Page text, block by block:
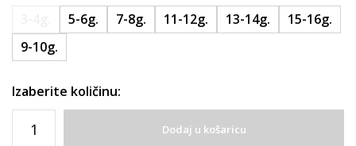
5-6g. 7-8g. 11-12g. 13-14g.
15-16g.
9-10g.
Izaberite količinu:
Dodaj u košaricu